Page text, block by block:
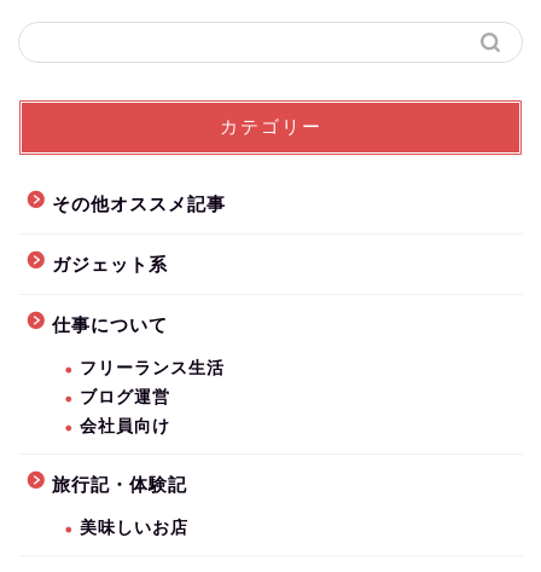
カテゴリー
その他オススメ記事
ガジェット系
仕事について
フリーランス生活
ブログ運営
会社員向け
旅行記・体験記
美味しいお店